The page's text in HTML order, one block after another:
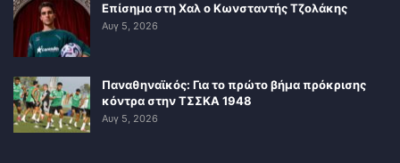
Επίσημα στη Χαλ ο Κωνσταντής Τζολάκης
Αυγ 5, 2026
Παναθηναϊκός: Για το πρώτο βήμα πρόκρισης
κόντρα στην ΤΣΣΚΑ 1948
Αυγ 5, 2026